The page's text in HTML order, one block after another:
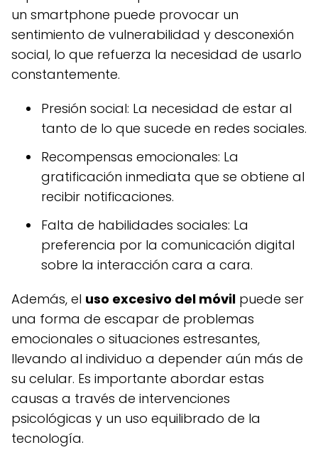
un smartphone puede provocar un
sentimiento de vulnerabilidad y desconexión
social, lo que refuerza la necesidad de usarlo
constantemente.
Presión social: La necesidad de estar al
tanto de lo que sucede en redes sociales.
Recompensas emocionales: La
gratificación inmediata que se obtiene al
recibir notificaciones.
Falta de habilidades sociales: La
preferencia por la comunicación digital
sobre la interacción cara a cara.
Además, el uso excesivo del móvil puede ser
una forma de escapar de problemas
emocionales o situaciones estresantes,
llevando al individuo a depender aún más de
su celular. Es importante abordar estas
causas a través de intervenciones
psicológicas y un uso equilibrado de la
tecnología.